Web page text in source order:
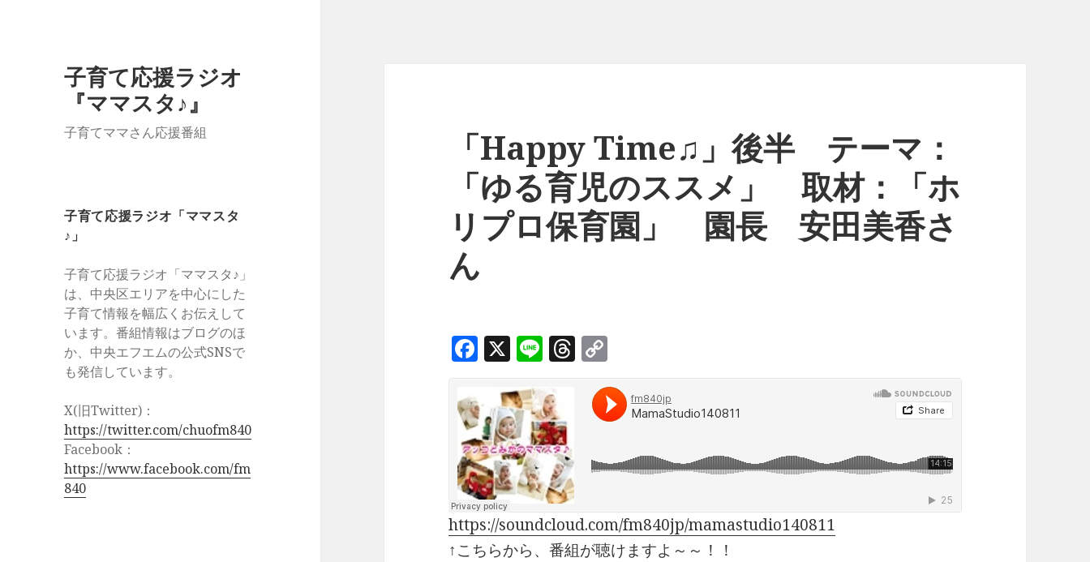
子育て応援ラジオ
『ママスタ♪』
子育てママさん応援番組
子育て応援ラジオ「ママスタ
♪」
子育て応援ラジオ「ママスタ♪」
は、中央区エリアを中心にした
子育て情報を幅広くお伝えして
います。番組情報はブログのほ
か、中央エフエムの公式SNSで
も発信しています。
X(旧Twitter)：
https://twitter.com/chuofm840
Facebook：
https://www.facebook.com/fm
840
「Happy Time♫」後半 テーマ：
「ゆる育児のススメ」 取材：「ホ
リプロ保育園」 園長 安田美香さ
ん
F
a
c
e
b
o
o
k
X Li
n
e
T
h
d
s
o
p
y
Li
n
k
https://soundcloud.com/fm840jp/mamastudio140811
↑こちらから、番組が聴けますよ～～！！